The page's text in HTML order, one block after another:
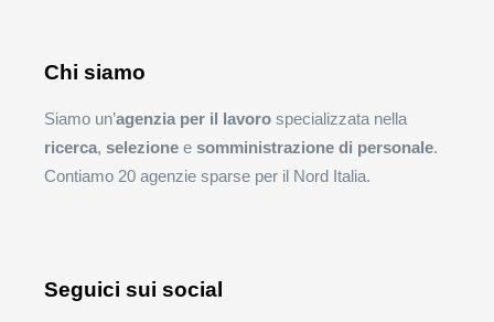
Chi siamo
Siamo un’agenzia per il lavoro specializzata nella
ricerca, selezione e somministrazione di personale.
Contiamo 20 agenzie sparse per il Nord Italia.
Seguici sui social